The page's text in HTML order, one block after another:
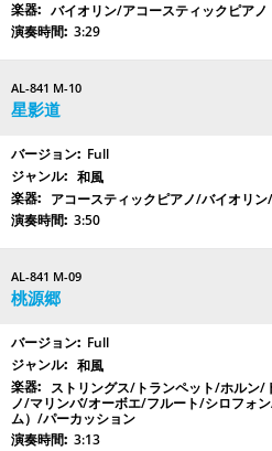
バイオリン/アコースティックピアノ
3:29
AL-841 M-10
星影道
Full
和風
アコースティックピアノ/バイオリ
3:50
AL-841 M-09
桃源郷
Full
和風
ストリングス/トランペット/ホルン
ノ/マリンバ/オーボエ/フルート/シロフォ
ム）/パーカッション
3:13